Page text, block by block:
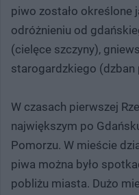
piwo zostało określone
odróżnieniu od
(cielęce szczyny),
starogardzkiego (dzban
W czasach pierwszej
największym po
Pomorzu. W mieście
piwa można było
pobliżu miasta. Dużo